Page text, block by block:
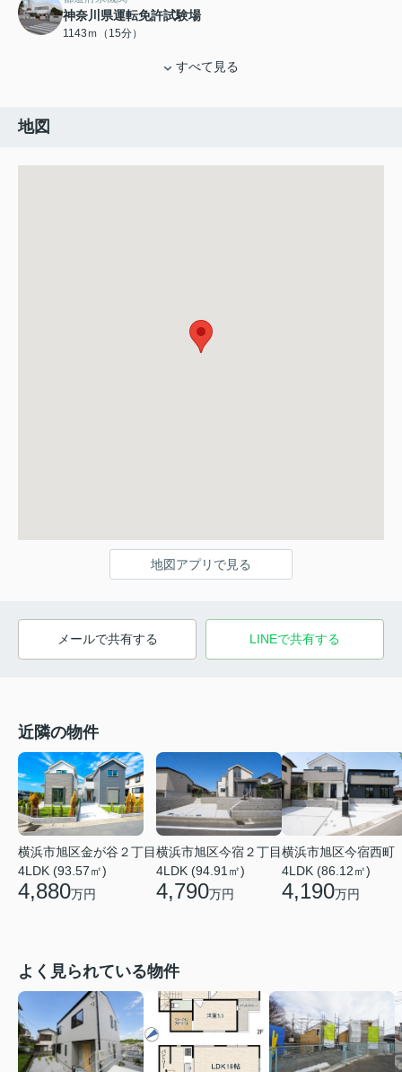
神奈川県運転免許試験場
1143ｍ（15分）
すべて見る
地図
地図アプリで見る
メールで共有する LINEで共有する
近隣の物件
横浜市旭区金が谷２丁目
4LDK (93.57㎡)
4,880万円
横浜市旭区今宿２丁目
4LDK (94.91㎡)
4,790万円
横浜市旭区今宿西町
4LDK (86.12㎡)
4,190万円
よく見られている物件